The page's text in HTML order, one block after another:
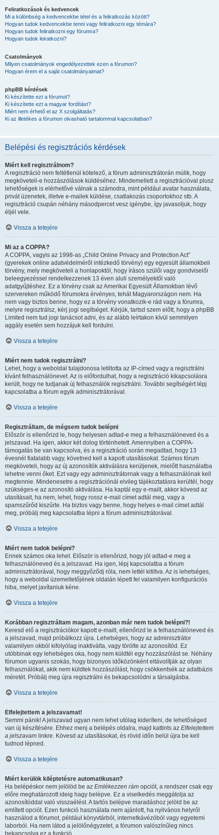
Feliratkozások és kedvencek
Mi a különbség a kedvencekbe tétel és a feliratkozás között?
Hogyan tudok kedvencekbe tenni vagy feliratkozni egy témára?
Hogyan tudok feliratkozni egy fórumra?
Hogyan tudok leiratkozni?
Csatolmányok
Milyen csatolmányok engedélyezettek ezen a fórumon?
Hogyan érem el a saját csatolmányaimat?
phpBB kérdések
Ki készítette ezt a fórumot?
Ki készítette ezt a magyar fordítást?
Miért nem érhető el az X szolgáltatás?
Ki az illetékes a fórumon olvasható tartalommal kapcsolatban?
Belépési és regisztrációs kérdések
Miért kell regisztrálnom?
A regisztráció nem feltétlenül kötelező, a fórum adminisztrátorán múlik, hogy
megköveteli-e hozzászólások küldéséhez. Mindemellett a regisztrációval plusz
lehetőségek is elérhetővé válnak a számodra, mint például avatar használata,
privát üzenetek, illetve e-mailek küldése, csatlakozás csoportokhoz stb. A
regisztráció csupán néhány másodpercet vesz igénybe, így javasoljuk, hogy
éljél vele.
Vissza a tetejére
Mi az a COPPA?
A COPPA, vagyis az 1998-as „Child Online Privacy and Protection Act”
(gyerekek online adatvédelméről intézkedő törvény) egy egyesült államokbeli
törvény, mely megköveteli a honlapoktól, hogy írásos szülői vagy gondviselői
beleegyezéssel rendelkezzenek 13 éven aluli személyektől való
adatgyűjtéshez. Ez a törvény csak az Amerikai Egyesült Államokban lévő
szervereken működő fórumokra érvényes, tehát Magyarországon nem. Ha
nem vagy biztos benne, hogy ez a törvény vonatkozik-e rád vagy a fórumra,
melyre regisztrálsz, kérj jogi segítséget. Kérjük, tartsd szem előtt, hogy a phpBB
Limited nem tud jogi tanácsot adni, és az alább leírtakon kívül semmilyen
aggály esetén sem hozzájuk kell fordulni.
Vissza a tetejére
Miért nem tudok regisztrálni?
Lehet, hogy a weboldal tulajdonosa letiltotta az IP-címed vagy a regisztrálni
kívánt felhasználónevet. Az is előfordulhat, hogy a regisztráció kikapcsolásra
került, hogy ne tudjanak új felhasználók regisztrálni. További segítségért lépj
kapcsolatba a fórum egyik adminisztrátorával.
Vissza a tetejére
Regisztráltam, de mégsem tudok belépni
Először is ellenőrizd le, hogy helyesen adtad-e meg a felhasználóneved és a
jelszavad. Ha igen, akkor két dolog történhetett. Amennyiben a COPPA-
támogatás be van kapcsolva, és a regisztráció során megadtad, hogy 13
évesnél fiatalabb vagy, követned kell a kapott utasításokat. Számos fórum
megköveteli, hogy az új azonosítók aktiválásra kerüljenek, mielőtt használatba
lehetne venni őket. Ezt vagy egy adminisztrátornak vagy a felhasználónak kell
megtennie. Mindenesetre a regisztrációnál elvileg tájékoztatásra kerültél, hogy
szükséges-e az azonosító aktiválása. Ha kaptál egy e-mailt, akkor kövesd az
utasításait, ha nem, lehet, hogy rossz e-mail címet adtál meg, vagy a
spamszűrőd kiszűrte. Ha biztos vagy benne, hogy helyes e-mail címet adtál
meg, próbálj meg kapcsolatba lépni a fórum adminisztrátorával.
Vissza a tetejére
Miért nem tudok belépni?
Ennek számos oka lehet. Először is ellenőrizd, hogy jól adtad-e meg a
felhasználóneved és a jelszavad. Ha igen, lépj kapcsolatba a fórum
adminisztrátorával, hogy meggyőződj róla, nem lettél kitiltva. Az is lehetséges,
hogy a weboldal üzemeltetőjének oldalán lépett fel valamilyen konfigurációs
hiba, melyet javítaniuk kéne.
Vissza a tetejére
Korábban regisztráltam magam, azonban már nem tudok belépni?!
Keresd elő a regisztrációkor kapott e-mailt, ellenőrizd le a felhasználóneved és
a jelszavad, majd próbálkozz újra. Lehetséges, hogy az adminisztrátor
valamilyen okból kifolyólag inaktiválta, vagy törölte az azonosítód. Ez
utóbbinak egy lehetséges oka, hogy nem küldtél egy hozzászólást se. Néhány
fórumon ugyanis szokás, hogy bizonyos időközönként eltávolítják az olyan
felhasználókat, akik nem küldtek hozzászólást, hogy csökkentsék az adatbázis
méretét. Próbálj meg újra regisztrálni és bekapcsolódni a társalgásba.
Vissza a tetejére
Elfelejtettem a jelszavamat!
Semmi pánik! A jelszavad ugyan nem lehet utólag kideríteni, de lehetőséged
van új készítésére. Ehhez menj a belépés oldalra, majd kattints az Elfelejtettem
a jelszavam linkre. Kövesd az utasításokat, és rövid időn belül újra be kell
tudnod lépned.
Vissza a tetejére
Miért kerülök kiléptetésre automatikusan?
Ha belépéskor nem jelölöd be az Emlékezzen rám opciót, a rendszer csak egy
előre meghatározott ideig hagy belépve. Ez a viselkedés meggátolja az
azonosítóddal való visszaélést. A tartós belépve maradáshoz jelöld be az
említett opciót. Ezen funkció használata nem ajánlott, ha nyilvános helyről
használod a fórumot, például könyvtárból, internetkávézóból vagy egyetemi
laborból. Ha nem látod a jelölőnégyzetet, a fórumon valószínűleg nincs
bekapcsolva ez a funkció.